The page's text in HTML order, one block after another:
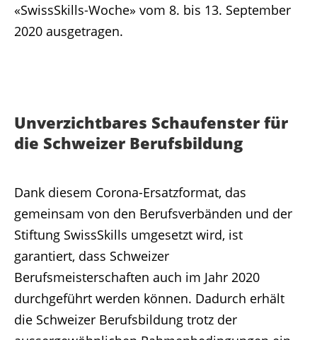
«SwissSkills-Woche» vom 8. bis 13. September
2020 ausgetragen.
Unverzichtbares Schaufenster für
die Schweizer Berufsbildung
Dank diesem Corona-Ersatzformat, das
gemeinsam von den Berufsverbänden und der
Stiftung SwissSkills umgesetzt wird, ist
garantiert, dass Schweizer
Berufsmeisterschaften auch im Jahr 2020
durchgeführt werden können. Dadurch erhält
die Schweizer Berufsbildung trotz der